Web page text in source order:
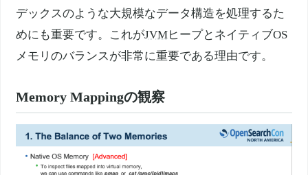
デックスのような大規模なデータ構造を処理するた
めにも重要です。これがJVMヒープとネイティブOS
メモリのバランスが非常に重要である理由です。
Memory Mappingの観察